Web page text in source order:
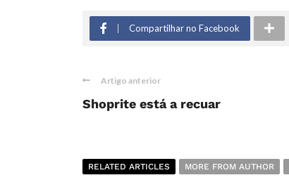
Compartilhar no Facebook
Artigo anterior
Shoprite está a recuar
RELATED ARTICLES MORE FROM AUTHOR